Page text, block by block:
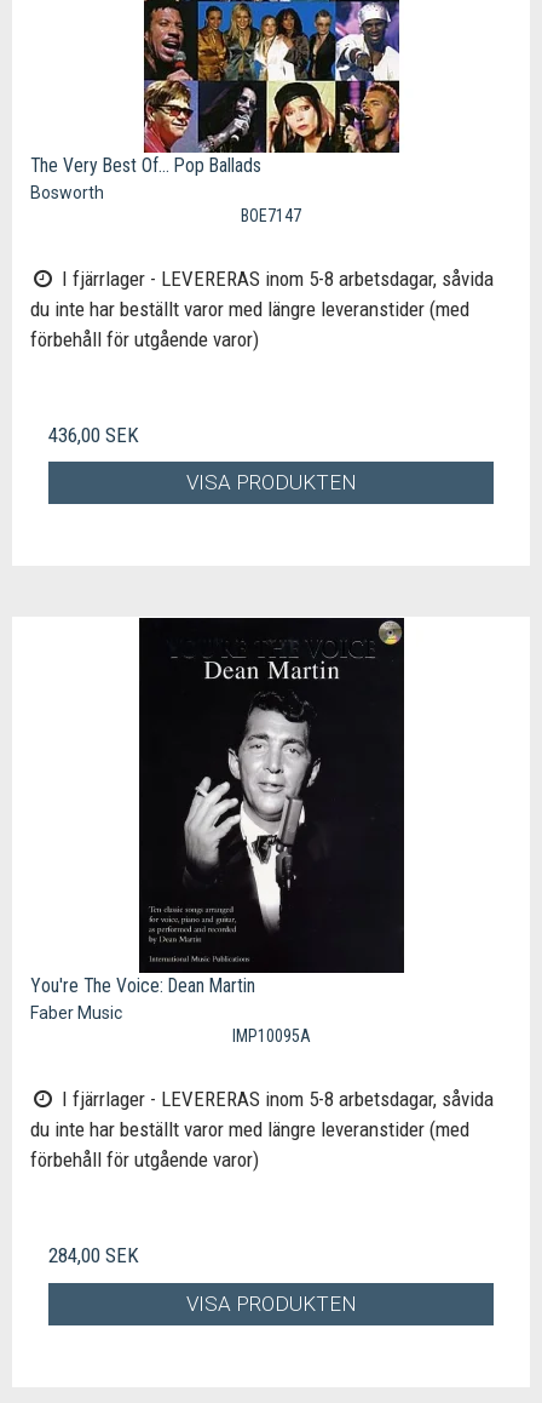
The Very Best Of... Pop Ballads
Bosworth
BOE7147
I fjärrlager - LEVERERAS inom 5-8 arbetsdagar, såvida
du inte har beställt varor med längre leveranstider (med
förbehåll för utgående varor)
436,00 SEK
VISA PRODUKTEN
You're The Voice: Dean Martin
Faber Music
IMP10095A
I fjärrlager - LEVERERAS inom 5-8 arbetsdagar, såvida
du inte har beställt varor med längre leveranstider (med
förbehåll för utgående varor)
284,00 SEK
VISA PRODUKTEN